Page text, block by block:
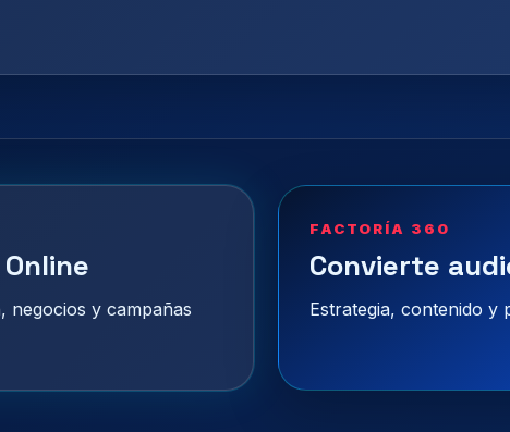
negocios y campañas
FACTORÍA 360
Convierte
Estrategia, contenido y